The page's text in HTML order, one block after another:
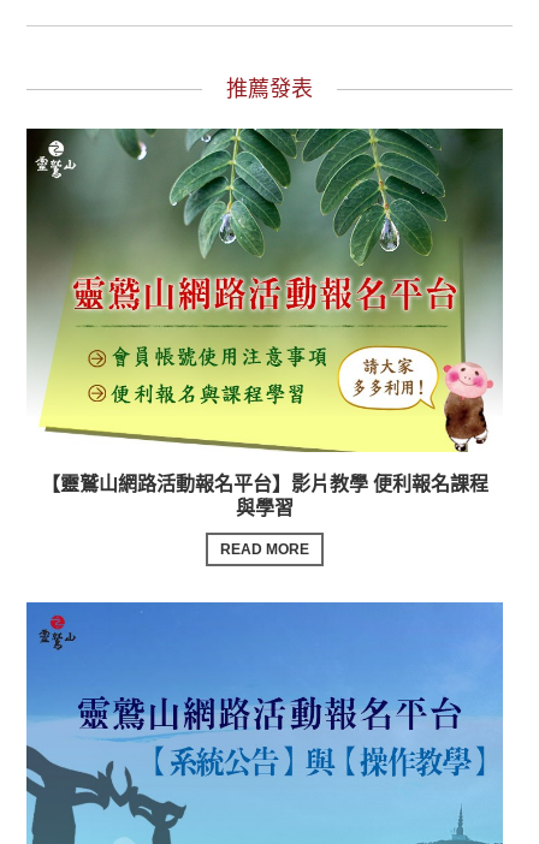
推薦發表
【靈鷲山網路活動報名平台】影片教學 便利報名課程
與學習
READ MORE